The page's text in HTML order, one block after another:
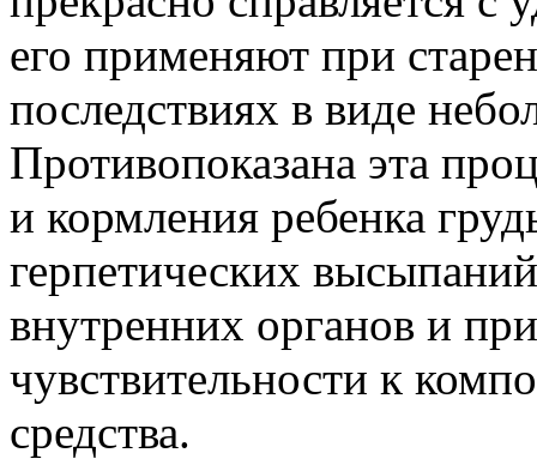
его применяют при
последствиях в виде
Противопоказана эта
и кормления ребенка
герпетических
внутренних органов и
чувствительности к
средства.